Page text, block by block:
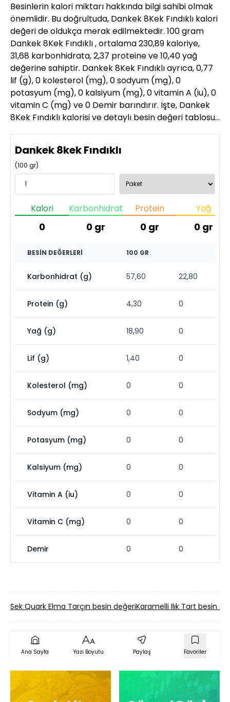
Besinlerin kalori miktarı hakkında bilgi sahibi olmak
önemlidir. Bu doğrultuda, Dankek 8Kek Fındıklı kalori
değeri de oldukça merak edilmektedir. 100 gram
Dankek 8Kek Fındıklı , ortalama 230,89 kaloriye,
31,68 karbonhidrata, 2,37 proteine ve 10,40 yağ
değerine sahiptir. Dankek 8Kek Fındıklı ayrıca, 0,77
lif (g), 0 kolesterol (mg), 0 sodyum (mg), 0
potasyum (mg), 0 kalsiyum (mg), 0 vitamin A (iu), 0
vitamin C (mg) ve 0 Demir barındırır. İşte, Dankek
8Kek Fındıklı kalorisi ve detaylı besin değeri tablosu…
Dankek 8kek Fındıklı
(100 gr)
Kalori
0
Karbonhidrat
0 gr
Protein
0 gr
Yağ
0 gr
BESIN DEĞERLERI 100 GR
Karbonhidrat (g) 57,60 22,80
Protein (g) 4,30 0
Yağ (g) 18,90 0
Lif (g) 1,40 0
Kolesterol (mg) 0 0
Sodyum (mg) 0 0
Potasyum (mg) 0 0
Kalsiyum (mg) 0 0
Vitamin A (iu) 0 0
Vitamin C (mg) 0 0
Demir 0 0
Sek Quark Elma Tarçın besin değeriKaramelli Ilık Tart besin
Ana Sayfa Yazı Boyutu Paylaş Favoriler